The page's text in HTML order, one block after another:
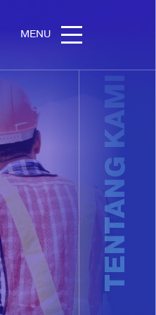
MENU
TENTANG KAMI